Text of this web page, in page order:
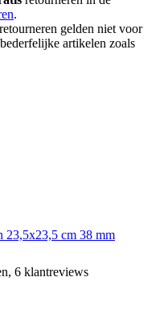
.
gelden niet voor
artikelen zoals
cm 38 mm
6 klantreviews